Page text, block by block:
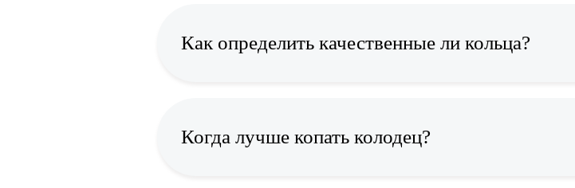
Как определить качественные ли кольца?
Когда лучше копать колодец?